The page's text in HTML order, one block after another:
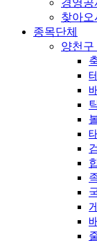
경영공
찾아오
종목단체
양천구